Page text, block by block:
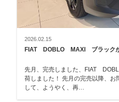
2026.02.15
FIAT DOBLO MAXI ブラックが
先月、完売しました、FIAT
荷しました！ 先月の完売以降、お問い合わせを多数いただきま
して、ようやく、再…